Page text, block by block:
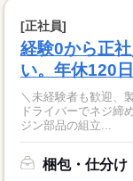
[正社員]
経験0から正
い。年休120
＼未経験者も歓迎、製造のお仕事！
ドライバーでネジ締
ジン部品の組立...
梱包・仕分け